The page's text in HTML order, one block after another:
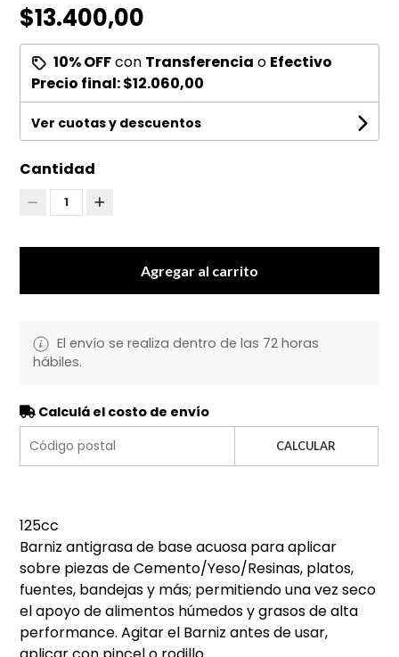
$13.400,00
10% OFFcon Transferencia o Efectivo
Precio final:$12.060,00
Ver cuotas y descuentos
Cantidad
1
Agregar al carrito
El envío se realiza dentro de las 72 horas
hábiles.
Calculá el costo de envío
CALCULAR
125cc
Barniz antigrasa de base acuosa para aplicar
sobre piezas de Cemento/Yeso/Resinas, platos,
fuentes, bandejas y más; permitiendo una vez seco
el apoyo de alimentos húmedos y grasos de alta
performance. Agitar el Barniz antes de usar,